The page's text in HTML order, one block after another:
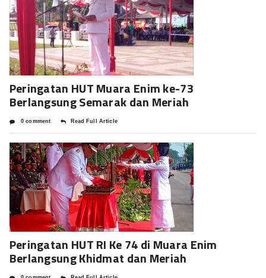
Peringatan HUT Muara Enim ke-73
Berlangsung Semarak dan Meriah
0 comment Read Full Article
Peringatan HUT RI Ke 74 di Muara Enim
Berlangsung Khidmat dan Meriah